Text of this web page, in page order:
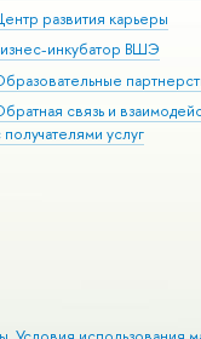
развития карьеры
инкубатор ВШЭ
связь и
получателями услуг